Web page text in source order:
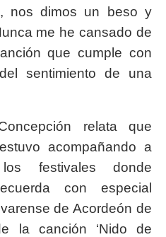
nos dimos un beso y
me he cansado de
que cumple con
sentimiento de una
relata que
acompañando a
festivales donde
con especial
de Acordeón de
la canción ‘Nido de